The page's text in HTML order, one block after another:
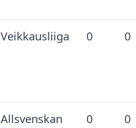
Veikkausliiga 0 0
Allsvenskan 0 0